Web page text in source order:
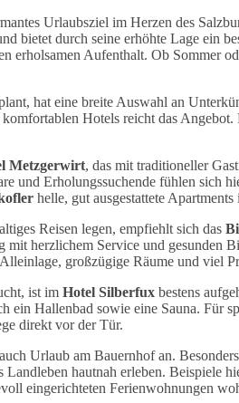
Urlaubsziel im Herzen des
bietet durch seine erhöhte Lage ein
erholsamen Aufenthalt. Ob Sommer
hat eine breite Auswahl an
Hotels reicht das
Metzgerwirt, das mit traditioneller
und Erholungssuchende fühlen sich
helle, gut ausgestattete
Reisen legen, empfiehlt sich das
mit herzlichem Service und gesunden
großzügige Räume und viel
ist im Hotel Silberfux bestens
ein Hallenbad sowie eine Sauna. Für
direkt vor der Tür.
Urlaub am Bauernhof an.
Landleben hautnah erleben. Beispiele
eingerichteten Ferienwohnungen